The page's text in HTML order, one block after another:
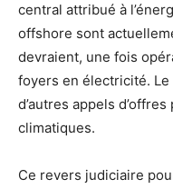
central attribué à
offshore sont
devraient, une fois
foyers en électricité.
d’autres appels
climatiques.
Ce revers judiciaire